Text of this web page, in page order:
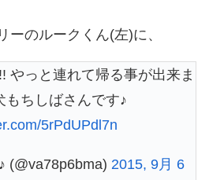
ーのルークくん(左)に、
やっと連れて帰る事が出来ま
もちしばさんです♪
5rPdUPdl7n
(@va78p6bma) 2015, 9月 6